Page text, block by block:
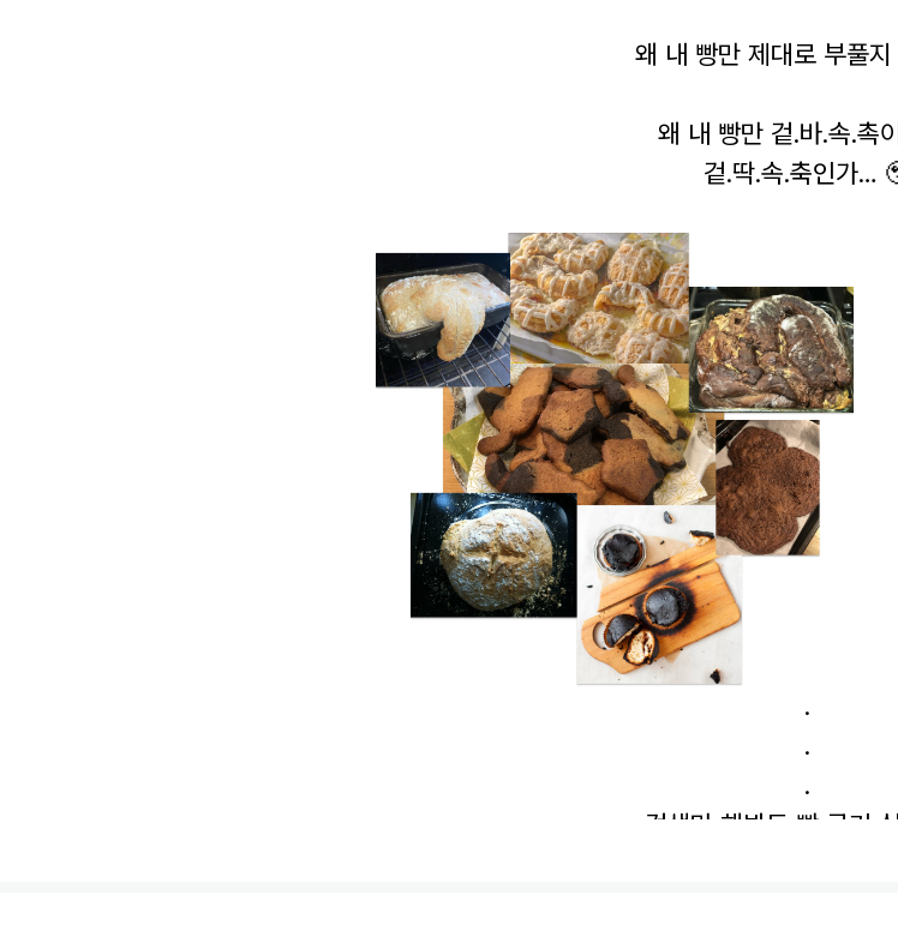
왜 내 빵만 제대로 부풀지
왜 내 빵만 겉.바.속.촉
겉.딱.속.축인가…
.
.
.
검색만 해봐도 빵 굽기